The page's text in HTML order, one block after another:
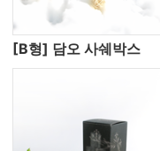
[B형] 담오 사쉐박스